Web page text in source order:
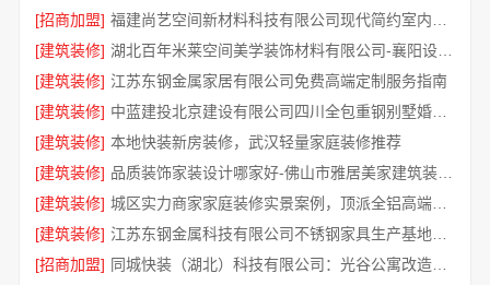
[招商加盟]
[建筑装修]
湖北百年米莱空间美学装饰材料有限公司-襄阳设计装修轻奢风
[建筑装修] 江苏东钢金属家居有限公司免费高端定制服务指南
[建筑装修]
中蓝建投北京建设有限公司四川全包重钢别墅婚房布置
[建筑装修] 本地快装新房装修，武汉轻量家庭装修推荐
[建筑装修]
品质装饰家装设计哪家好-佛山市雅居美家建筑装饰工程有限公司
[建筑装修]
城区实力商家家庭装修实景案例，顶派全铝高端定制
[建筑装修]
[招商加盟]
同城快装（湖北）科技有限公司：光谷公寓改造极简风科技家装